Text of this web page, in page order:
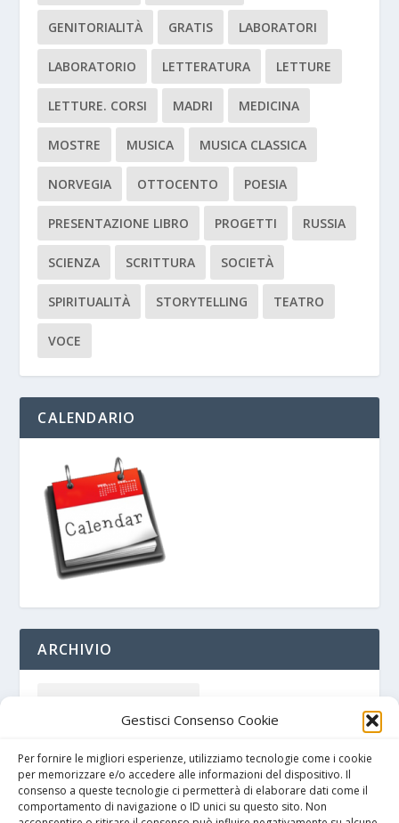
Gestisci Consenso Cookie
Per fornire le migliori esperienze, utilizziamo tecnologie come i cookie
per memorizzare e/o accedere alle informazioni del dispositivo. Il
consenso a queste tecnologie ci permetterà di elaborare dati come il
comportamento di navigazione o ID unici su questo sito. Non
GENITORIALITÀ GRATIS LABORATORI
LABORATORIO LETTERATURA LETTURE
LETTURE. CORSI MADRI MEDICINA
MOSTRE MUSICA MUSICA CLASSICA
NORVEGIA OTTOCENTO POESIA
PRESENTAZIONE LIBRO PROGETTI RUSSIA
SCIENZA SCRITTURA SOCIETÀ
SPIRITUALITÀ STORYTELLING TEATRO
VOCE
CALENDARIO
ARCHIVIO